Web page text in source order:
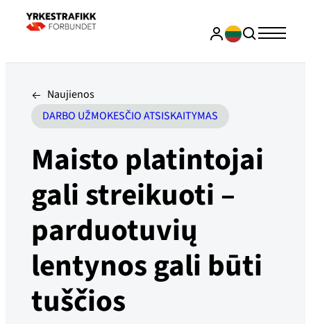
Naujienos
DARBO UŽMOKESČIO ATSISKAITYMAS
Maisto platintojai
gali streikuoti –
parduotuvių
lentynos gali būti
tuščios